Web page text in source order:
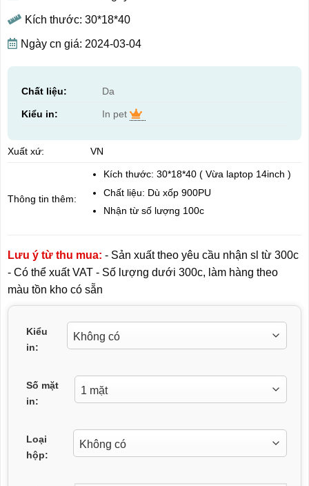
Kích thước: 30*18*40
Ngày cn giá: 2024-03-04
Chất liệu: Da
Kiểu in: In pet
Xuất xứ: VN
Thông tin thêm:
Kích thước: 30*18*40 ( Vừa laptop 14inch )
Chất liệu: Dù xốp 900PU
Nhận từ số lượng 100c
Lưu ý từ thu mua: - Sản xuất theo yêu cầu nhận sl từ 300c
- Có thể xuất VAT - Số lượng dưới 300c, làm hàng theo
màu tồn kho có sẵn
Kiểu
in:
Số mặt
in:
Loại
hộp: